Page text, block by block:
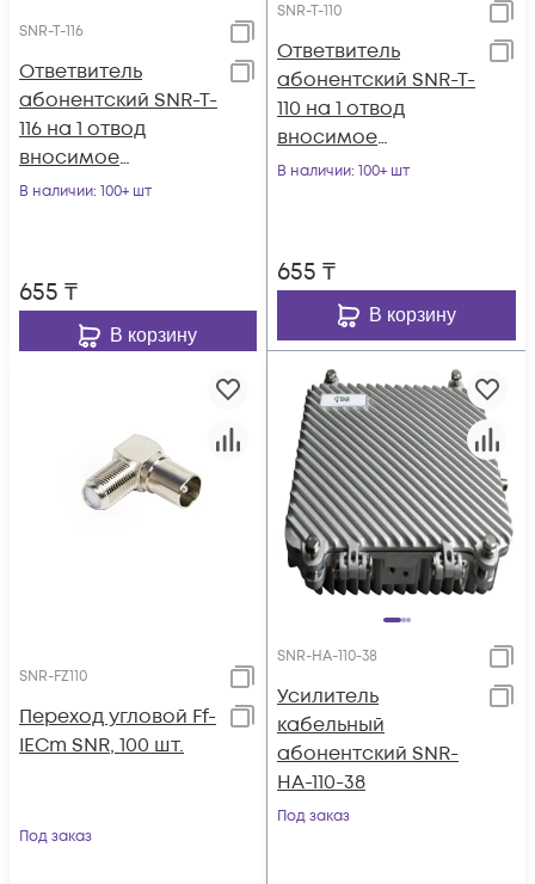
SNR-T-116
Ответвитель
абонентский SNR-T-
116 на 1 отвод
вносимое
затухание IN-TAP
В наличии: 100+ шт
655 ₸
В корзину
SNR-T-110
Ответвитель
абонентский SNR-T-
110 на 1 отвод
вносимое
затухание IN-TAP
В наличии: 100+ шт
655 ₸
В корзину
SNR-FZ110
Переход угловой Ff-
IECm SNR, 100 шт.
Под заказ
SNR-HA-110-38
Усилитель
кабельный
абонентский SNR-
HA-110-38
Под заказ